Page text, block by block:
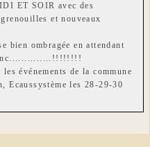
ET SOIR avec des
et nouveaux
bien ombragée en attendant
événements de la commune
les 28-29-30